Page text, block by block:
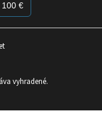
€
vyhradené.